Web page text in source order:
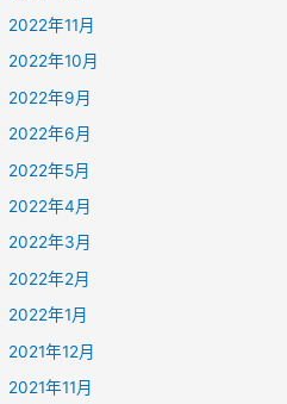
2022年11月
2022年10月
2022年9月
2022年6月
2022年5月
2022年4月
2022年3月
2022年2月
2022年1月
2021年12月
2021年11月